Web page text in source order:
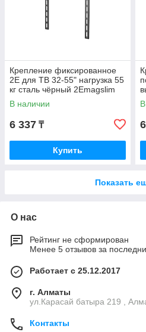
Крепление фиксированное
2E для ТВ 32-55" нагрузка 55
кг сталь чёрный 2Emagslim
В наличии
6 337 ₸
Купить
Показать
О нас
Рейтинг не сформирован
Менее 5 отзывов за
Работает с 25.12.2017
г. Алматы
ул.Карасай батыра 219 ,
Контакты